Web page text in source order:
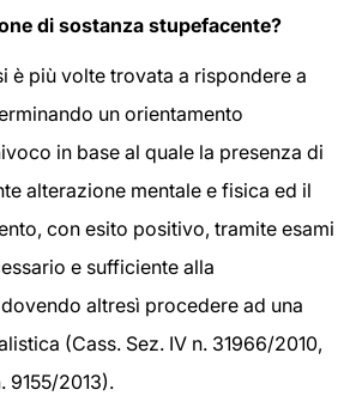
di sostanza stupefacente?
è più volte trovata a rispondere a
un orientamento
in base al quale la presenza di
alterazione mentale e fisica ed il
con esito positivo, tramite esami
e sufficiente alla
altresì procedere ad una
(Cass. Sez. IV n. 31966/2010,
9155/2013).